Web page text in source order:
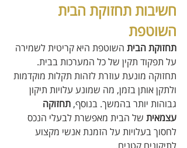
חשיבות תחזוקת הבית
השוטפת
תחזוקת הבית השוטפת היא קריטית לשמירה
על תפקוד תקין של כל המערכות בבית.
תחזוקה מונעת עוזרת לזהות תקלות מוקדמות
ולתקן אותן בזמן, מה שמונע עלויות תיקון
גבוהות יותר בהמשך. בנוסף, תחזוקה
עצמאית של הבית מאפשרת לבעלי הנכס
לחסוך בעלויות על הזמנת אנשי מקצוע